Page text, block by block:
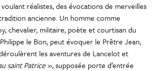
réalistes, des évocations de merveilles
ancienne. Un homme comme
chevalier, militaire, poète et courtisan du
le Bon, peut évoquer le Prêtre Jean,
les aventures de Lancelot et
saint Patrice», supposée porte d’entrée